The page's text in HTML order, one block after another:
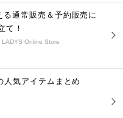
る通常販売＆予約販売に
て！
LADYS Online Store
人気アイテムまとめ